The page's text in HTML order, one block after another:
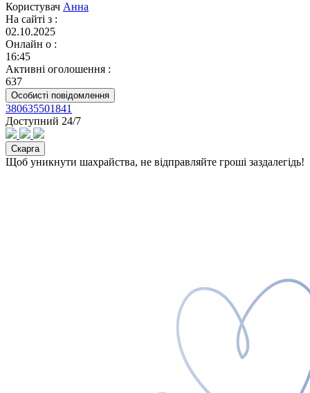
Користувач Анна
На сайті з :
02.10.2025
Онлайн о :
16:45
Активні оголошення :
637
Особисті повідомлення
380635501841
Доступний 24/7
Скарга
Щоб уникнути шахрайства, не відправляйте гроші заздалегідь!